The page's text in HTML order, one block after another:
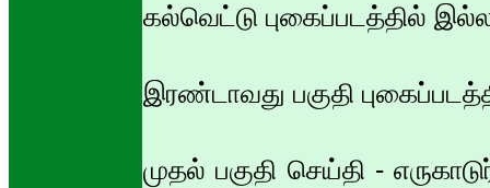
கல்வெட்டு புகைப்படத்தில்
இரண்டாவது பகுதி
முதல் பகுதி செய்தி -